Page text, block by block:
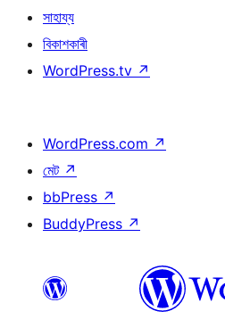
সাহায্য
বিকাশকাৰী
WordPress.tv ↗
WordPress.com ↗
মেট ↗
bbPress ↗
BuddyPress ↗